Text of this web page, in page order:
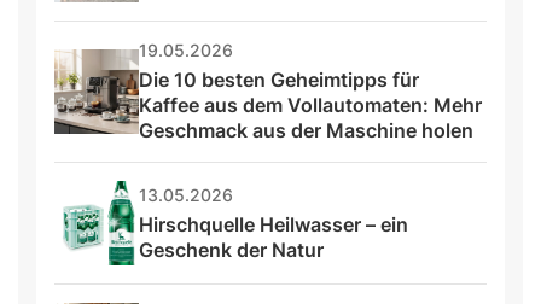
19.05.2026
Die 10 besten Geheimtipps für
Kaffee aus dem Vollautomaten: Mehr
Geschmack aus der Maschine holen
13.05.2026
Hirschquelle Heilwasser – ein
Geschenk der Natur